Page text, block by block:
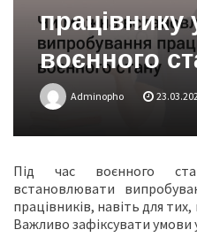
працівнику
воєнного
Adminopho
Під час воєнного
встановлювати
працівників, навіть для
Важливо зафіксувати умови